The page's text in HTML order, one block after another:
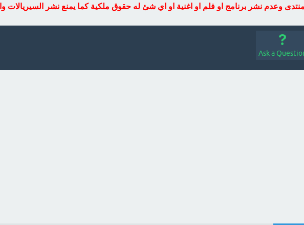
وعدم نشر برنامج او فلم او اغنية او اي شئ له حقوق ملكية كما يمنع نشر السيريالات
Ask a